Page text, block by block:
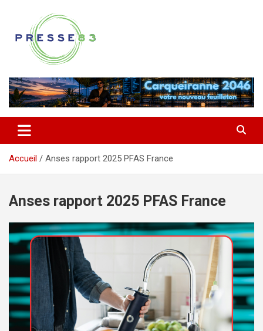
contenu
Presse 83
Accueil Anses rapport 2025 PFAS France
Anses rapport 2025 PFAS France